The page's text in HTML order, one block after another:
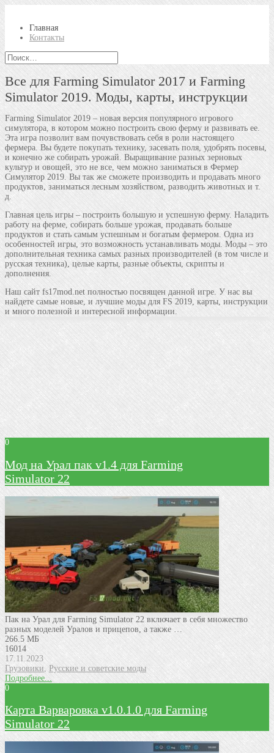
Главная
Контакты
Все для Farming Simulator 2017 и Farming
Simulator 2019. Моды, карты, инструкции
Farming Simulator 2019 – новая версия популярного игрового
симулятора, в котором можно построить свою ферму и развивать ее.
Эта игра позволит вам почувствовать себя в роли настоящего
фермера. Вы будете покупать технику, засевать поля, удобрять посевы,
и конечно же собирать урожай. Выращивание разных зерновых
культур и овощей, это не все, чем можно заниматься в Фермер
Симулятор 2019. Вы так же сможете производить и продавать много
продуктов, заниматься лесным хозяйством, разводить животных и т.
д.
Главная цель игры – построить большую и успешную ферму. Наладить
работу на ферме, собирать больше урожая, продавать больше
продуктов и стать самым успешным и богатым фермером. Одна из
особенностей игры, это возможность устанавливать моды. Моды – это
дополнительная техника самых разных производителей (в том числе и
русская техника), целые карты, разные объекты, скрипты и
дополнения.
Наш сайт fs17mod.net полностью посвящен данной игре. У нас вы
найдете самые новые, и лучшие моды для FS 2019, карты, инструкции
и много полезной и интересной информации.
0
Мод на Урал пак v1.4 для Farming
Simulator 22
Пак на Урал для Farming Simulator 22 включает в себя множество
разных моделей Уралов и прицепов, а также …
266.5 МБ
16014
17.11.2023
Грузовики Русские и советские моды
Подробнее...
0
Карта Варваровка v1.0.1.0 для Farming
Simulator 22